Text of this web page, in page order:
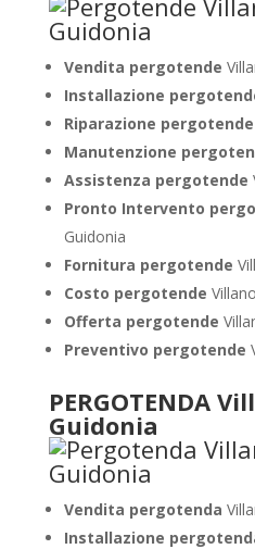
Vendita pergotende
Installazione
Riparazione pergotende
Manutenzione
Assistenza pergotende
Pronto Intervento
Guidonia
Fornitura pergotende
Costo pergotende
Offerta pergotende
Preventivo pergotende
PERGOTENDA
Guidonia
Vendita pergotenda
Installazione